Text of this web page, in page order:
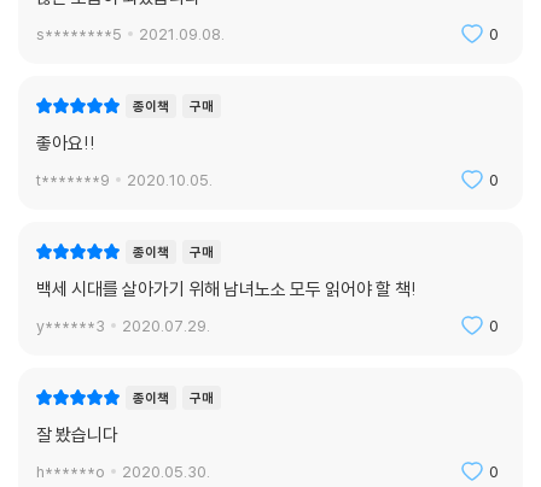
s********5 2021.09.08. 0
종이책 구매
좋아요!!
t*******9 2020.10.05. 0
종이책 구매
백세 시대를 살아가기 위해 남녀노소 모두 읽어야 할 책!
y******3 2020.07.29. 0
종이책 구매
잘 봤습니다
h******o 2020.05.30. 0